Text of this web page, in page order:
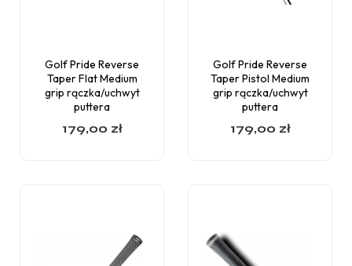
Golf Pride Reverse
Taper Flat Medium
grip rączka/uchwyt
puttera
179,00 zł
Golf Pride Reverse
Taper Pistol Medium
grip rączka/uchwyt
puttera
179,00 zł